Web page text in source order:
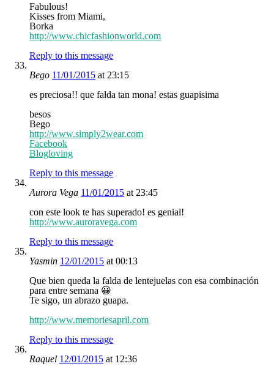
Fabulous!
Kisses from Miami,
Borka
http://www.chicfashionworld.com
Reply to this message
Bego 11/01/2015 at 23:15
es preciosa!! que falda tan mona! estas guapisima
besos
Bego
http://www.simply2wear.com
Facebook
Blogloving
Reply to this message
Aurora Vega 11/01/2015 at 23:45
con este look te has superado! es genial!
http://www.auroravega.com
Reply to this message
Yasmin 12/01/2015 at 00:13
Que bien queda la falda de lentejuelas con esa combinación
para entre semana 😀
Te sigo, un abrazo guapa.
http://www.memoriesapril.com
Reply to this message
Raquel 12/01/2015 at 12:36